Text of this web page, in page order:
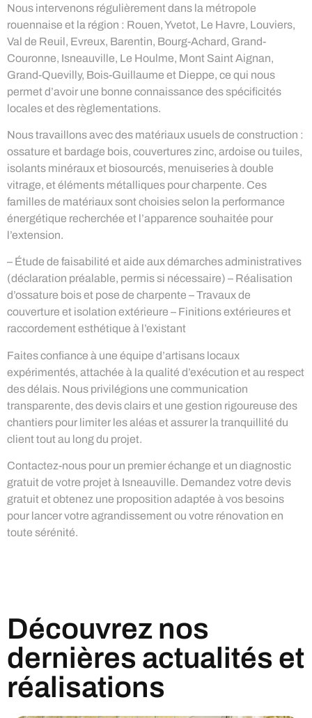
Nous intervenons régulièrement dans la métropole
rouennaise et la région : Rouen, Yvetot, Le Havre, Louviers,
Val de Reuil, Evreux, Barentin, Bourg-Achard, Grand-
Couronne, Isneauville, Le Houlme, Mont Saint Aignan,
Grand-Quevilly, Bois-Guillaume et Dieppe, ce qui nous
permet d’avoir une bonne connaissance des spécificités
locales et des règlementations.
Nous travaillons avec des matériaux usuels de construction :
ossature et bardage bois, couvertures zinc, ardoise ou tuiles,
isolants minéraux et biosourcés, menuiseries à double
vitrage, et éléments métalliques pour charpente. Ces
familles de matériaux sont choisies selon la performance
énergétique recherchée et l’apparence souhaitée pour
l’extension.
– Étude de faisabilité et aide aux démarches administratives
(déclaration préalable, permis si nécessaire) – Réalisation
d’ossature bois et pose de charpente – Travaux de
couverture et isolation extérieure – Finitions extérieures et
raccordement esthétique à l’existant
Faites confiance à une équipe d’artisans locaux
expérimentés, attachée à la qualité d’exécution et au respect
des délais. Nous privilégions une communication
transparente, des devis clairs et une gestion rigoureuse des
chantiers pour limiter les aléas et assurer la tranquillité du
client tout au long du projet.
Contactez-nous pour un premier échange et un diagnostic
gratuit de votre projet à Isneauville. Demandez votre devis
gratuit et obtenez une proposition adaptée à vos besoins
pour lancer votre agrandissement ou votre rénovation en
toute sérénité.
Découvrez nos
dernières actualités et
réalisations